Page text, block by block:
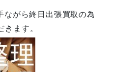
がら終日出張買取の為
ます。